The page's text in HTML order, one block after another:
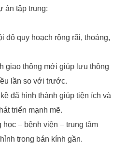
án tập trung:
đô quy hoạch rộng rãi, thoáng,
giao thông mới giúp lưu thông
lần so với trước.
đã hình thành giúp tiện ích và
triển mạnh mẽ.
– bệnh viện – trung tâm
trong bán kính gần.